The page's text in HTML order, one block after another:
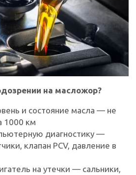
на масложор?
и состояние масла — не
1000 км
диагностику —
клапан PCV, давление в
на утечки — сальники,